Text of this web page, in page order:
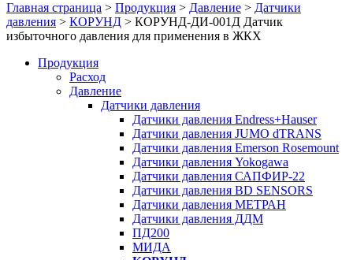
Главная страница > Продукция > Давление > Датчики
давления > КОРУНД > КОРУНД-ДИ-001Д Датчик
избыточного давления для применения в ЖКХ
Продукция
Расход
Давление
Датчики давления
Датчики давления Endress+Hauser
Датчики давления JUMO dTRANS
Датчики давления Emerson Rosemount
Датчики давления Yokogawa
Датчики давления САПФИР-22
Датчики давления BD SENSORS
Датчики давления МЕТРАН
Датчики давления ДДМ
ПД200
МИДА